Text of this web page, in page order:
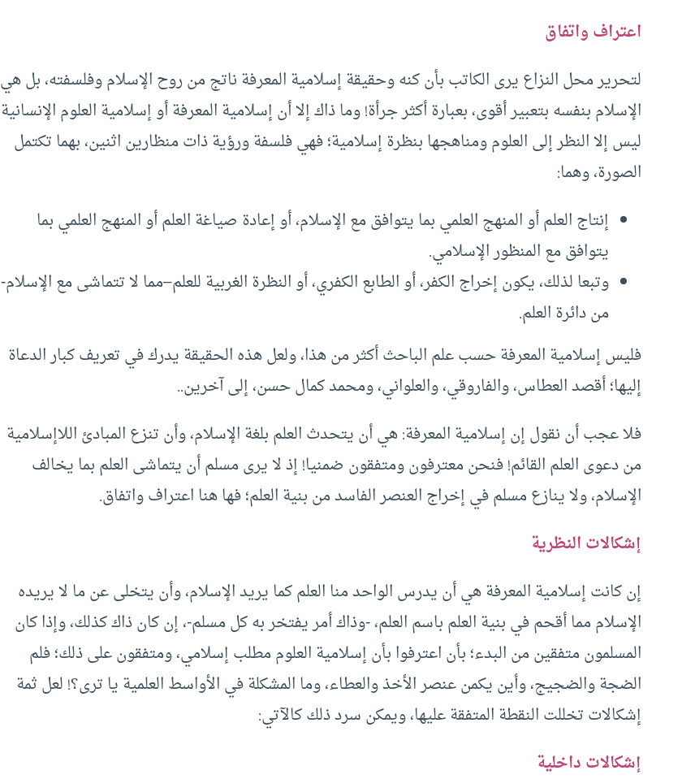
اعتراف واتفاق
لتحرير محل النزاع يرى الكاتب بأن كنه وحقيقة إسلامية المعرفة ناتج من روح الإسلام وفلسفته، بل هي
الإسلام بنفسه بتعبير أقوى، بعبارة أكثر جرأة! وما ذاك إلا أن إسلامية المعرفة أو إسلامية العلوم الإنسانية
ليس إلا النظر إلى العلوم ومناهجها بنظرة إسلامية؛ فهي فلسفة ورؤية ذات منظارين اثنين، بهما تكتمل
الصورة، وهما:
إنتاج العلم أو المنهج العلمي بما يتوافق مع الإسلام، أو إعادة صياغة العلم أو المنهج العلمي بما
يتوافق مع المنظور الإسلامي.
وتبعا لذلك، يكون إخراج الكفر، أو الطابع الكفري، أو النظرة الغربية للعلم–مما لا تتماشى مع الإسلام-
من دائرة العلم.
فليس إسلامية المعرفة حسب علم الباحث أكثر من هذا، ولعل هذه الحقيقة يدرك في تعريف كبار الدعاة
إليها؛ أقصد العطاس، والفاروقي، والعلواني، ومحمد كمال حسن، إلى آخرين..
فلا عجب أن نقول إن إسلامية المعرفة: هي أن يتحدث العلم بلغة الإسلام، وأن تنزع المبادئ اللاإسلامية
من دعوى العلم القائم! فنحن معترفون ومتفقون ضمنيا! إذ لا يرى مسلم أن يتماشى العلم بما يخالف
الإسلام، ولا ينازع مسلم في إخراج العنصر الفاسد من بنية العلم؛ فها هنا اعتراف واتفاق.
إشكالات النظرية
إن كانت إسلامية المعرفة هي أن يدرس الواحد منا العلم كما يريد الإسلام، وأن يتخلى عن ما لا يريده
الإسلام مما أقحم في بنية العلم باسم العلم، -وذاك أمر يفتخر به كل مسلم-، إن كان ذاك كذلك، وإذا كان
المسلمون متفقين من البدء؛ بأن اعترفوا بأن إسلامية العلوم مطلب إسلامي، ومتفقون على ذلك؛ فلم
الضجة والضجيج، وأين يكمن عنصر الأخذ والعطاء، وما المشكلة في الأواسط العلمية يا ترى؟! لعل ثمة
إشكالات تخللت النقطة المتفقة عليها، ويمكن سرد ذلك كالآتي:
إشكالات داخلية